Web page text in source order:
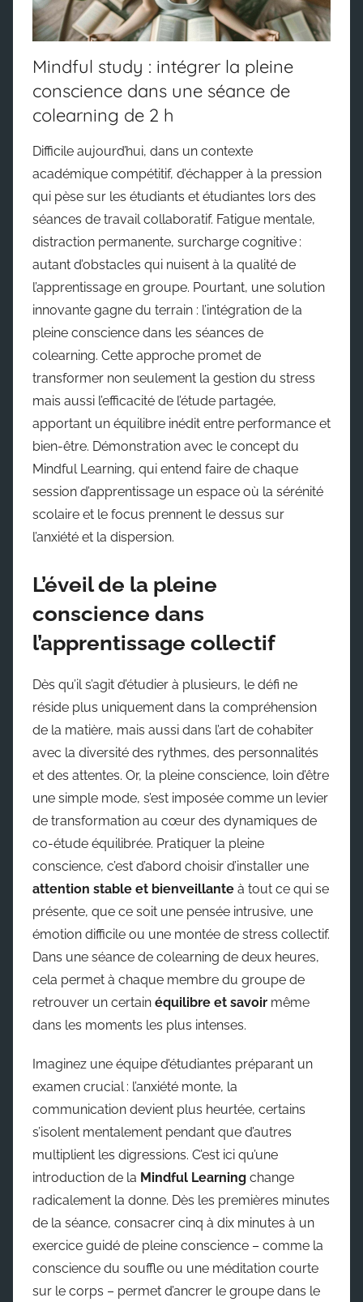
Mindful study : intégrer la pleine
conscience dans une séance de
colearning de 2 h
Difficile aujourd’hui, dans un contexte
académique compétitif, d’échapper à la pression
qui pèse sur les étudiants et étudiantes lors des
séances de travail collaboratif. Fatigue mentale,
distraction permanente, surcharge cognitive :
autant d’obstacles qui nuisent à la qualité de
l’apprentissage en groupe. Pourtant, une solution
innovante gagne du terrain : l’intégration de la
pleine conscience dans les séances de
colearning. Cette approche promet de
transformer non seulement la gestion du stress
mais aussi l’efficacité de l’étude partagée,
apportant un équilibre inédit entre performance et
bien-être. Démonstration avec le concept du
Mindful Learning, qui entend faire de chaque
session d’apprentissage un espace où la sérénité
scolaire et le focus prennent le dessus sur
l’anxiété et la dispersion.
L’éveil de la pleine
conscience dans
l’apprentissage collectif
Dès qu’il s’agit d’étudier à plusieurs, le défi ne
réside plus uniquement dans la compréhension
de la matière, mais aussi dans l’art de cohabiter
avec la diversité des rythmes, des personnalités
et des attentes. Or, la pleine conscience, loin d’être
une simple mode, s’est imposée comme un levier
de transformation au cœur des dynamiques de
co-étude équilibrée. Pratiquer la pleine
conscience, c’est d’abord choisir d’installer une
attention stable et bienveillante à tout ce qui se
présente, que ce soit une pensée intrusive, une
émotion difficile ou une montée de stress collectif.
Dans une séance de colearning de deux heures,
cela permet à chaque membre du groupe de
retrouver un certain équilibre et savoir même
dans les moments les plus intenses.
Imaginez une équipe d’étudiantes préparant un
examen crucial : l’anxiété monte, la
communication devient plus heurtée, certains
s’isolent mentalement pendant que d’autres
multiplient les digressions. C’est ici qu’une
introduction de la Mindful Learning change
radicalement la donne. Dès les premières minutes
de la séance, consacrer cinq à dix minutes à un
exercice guidé de pleine conscience – comme la
conscience du souffle ou une méditation courte
sur le corps – permet d’ancrer le groupe dans le